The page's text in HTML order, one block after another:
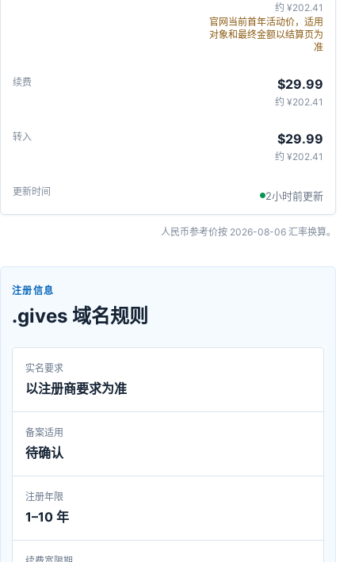
约 ¥202.41
官网当前首年活动价，适用
对象和最终金额以结算页为
准
$29.99
约 ¥202.41
$29.99
约 ¥202.41
2小时前更新
人民币参考价按 2026-08-06 汇率换算。
注册信息
.gives 域名规则
实名要求
以注册商要求为准
备案适用
待确认
注册年限
1–10 年